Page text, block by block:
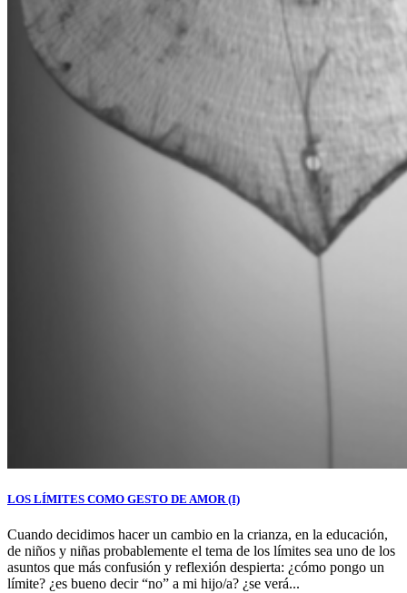
LOS LÍMITES COMO GESTO DE AMOR (I)
Cuando decidimos hacer un cambio en la crianza, en la educación,
de niños y niñas probablemente el tema de los límites sea uno de los
asuntos que más confusión y reflexión despierta: ¿cómo pongo un
límite? ¿es bueno decir “no” a mi hijo/a? ¿se verá...